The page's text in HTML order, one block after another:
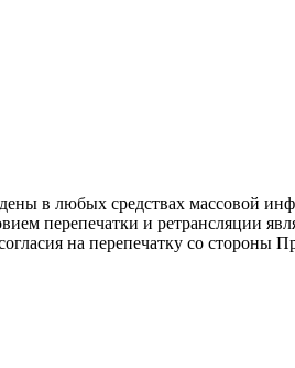
в любых средствах массовой
перепечатки и ретрансляции
на перепечатку со стороны